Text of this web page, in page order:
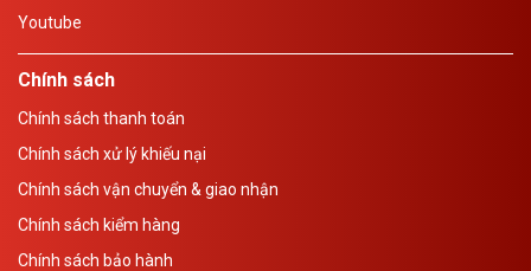
Youtube
Chính sách
Chính sách thanh toán
Chính sách xử lý khiếu nại
Chính sách vận chuyển & giao nhận
Chính sách kiểm hàng
Chính sách bảo hành